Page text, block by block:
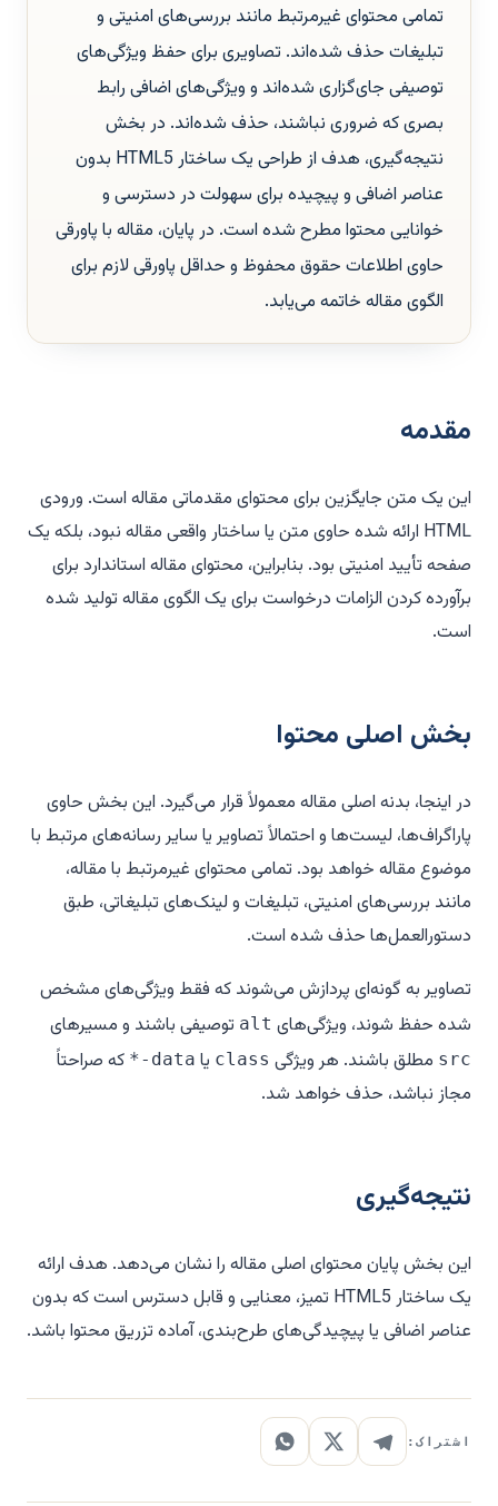
تمامی محتوای غیرمرتبط مانند بررسی‌های امنیتی و
تبلیغات حذف شده‌اند. تصاویری برای حفظ ویژگی‌های
توصیفی جای‌گزاری شده‌اند و ویژگی‌های اضافی رابط
بصری که ضروری نباشند، حذف شده‌اند. در بخش
نتیجه‌گیری، هدف از طراحی یک ساختار HTML5 بدون
عناصر اضافی و پیچیده برای سهولت در دسترسی و
خوانایی محتوا مطرح شده است. در پایان، مقاله با پاورقی
حاوی اطلاعات حقوق محفوظ و حداقل پاورقی لازم برای
الگوی مقاله خاتمه می‌یابد.
مقدمه
این یک متن جایگزین برای محتوای مقدماتی مقاله است. ورودی
HTML ارائه شده حاوی متن یا ساختار واقعی مقاله نبود، بلکه یک
صفحه تأیید امنیتی بود. بنابراین، محتوای مقاله استاندارد برای
برآورده کردن الزامات درخواست برای یک الگوی مقاله تولید شده
است.
بخش اصلی محتوا
در اینجا، بدنه اصلی مقاله معمولاً قرار می‌گیرد. این بخش حاوی
پاراگراف‌ها، لیست‌ها و احتمالاً تصاویر یا سایر رسانه‌های مرتبط با
موضوع مقاله خواهد بود. تمامی محتوای غیرمرتبط با مقاله،
مانند بررسی‌های امنیتی، تبلیغات و لینک‌های تبلیغاتی، طبق
دستورالعمل‌ها حذف شده است.
تصاویر به گونه‌ای پردازش می‌شوند که فقط ویژگی‌های مشخص
شده حفظ شوند، ویژگی‌های alt توصیفی باشند و مسیرهای
src مطلق باشند. هر ویژگی class یا data-*
که صراحتاً
مجاز نباشد، حذف خواهد شد.
نتیجه‌گیری
این بخش پایان محتوای اصلی مقاله را نشان می‌دهد. هدف ارائه
یک ساختار HTML5 تمیز، معنایی و قابل دسترس است که بدون
عناصر اضافی یا پیچیدگی‌های طرح‌بندی، آماده تزریق محتوا باشد.
اشتراک: